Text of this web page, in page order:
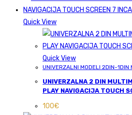
Quick View
Quick View
UNIVERZALNI MODELI 2DIN-1DIN
UNIVERZALNA 2 DIN
PLAY NAVIGACIJA TOUCH
100€